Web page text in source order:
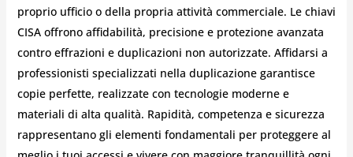
proprio ufficio o della propria attività commerciale. Le chiavi
CISA offrono affidabilità, precisione e protezione avanzata
contro effrazioni e duplicazioni non autorizzate. Affidarsi a
professionisti specializzati nella duplicazione garantisce
copie perfette, realizzate con tecnologie moderne e
materiali di alta qualità. Rapidità, competenza e sicurezza
rappresentano gli elementi fondamentali per proteggere al